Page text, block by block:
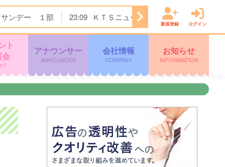
サンデー １部 23:09 ＫＴＳニュース 23:15 ワンピース
新規登録 ログイン
ト
アナウンサー
ANNOUNCER
会社情報
COMPANY
お知らせ
INFORMATION